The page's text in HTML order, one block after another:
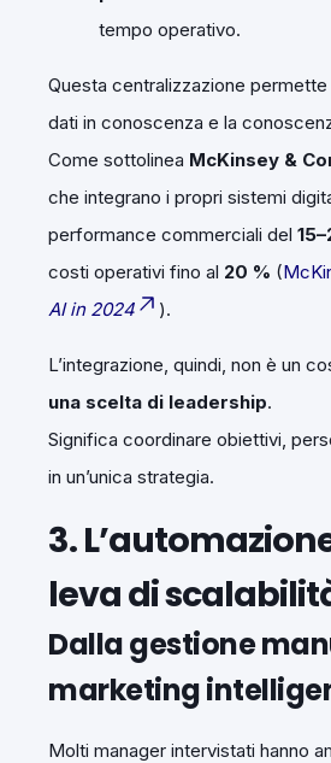
tempo operativo.
Questa centralizzazione
dati in conoscenza e la
Come sottolinea McKinsey &
che integrano i propri sistemi
performance commerciali del
costi operativi fino al 20 % (
AI in 2024
).
L’integrazione, quindi, non è un
una scelta di leadership.
Significa coordinare obiettivi,
in un’unica strategia.
3.
leva di
Dalla gestione
marketing
Molti manager intervistati hanno